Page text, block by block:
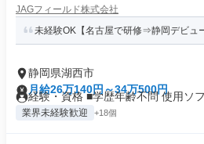
JAGフィールド株式会社
未経験OK【名古屋で研修⇒静岡デビュ
静岡県湖西市
月給26万140円～34万500円
経験・資格 ■学歴年齢不問 使用ソ
業界未経験歓迎 +18個